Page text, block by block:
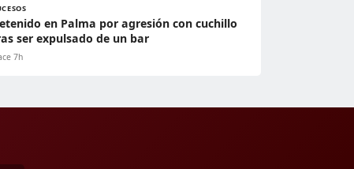
en Palma por agresión con cuchillo
ser expulsado de un bar
7h